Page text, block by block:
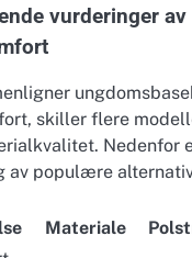
vurderinger
skiller flere
Nedenfor
av populære
Materiale